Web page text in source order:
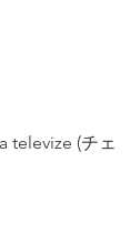
televize (チェ